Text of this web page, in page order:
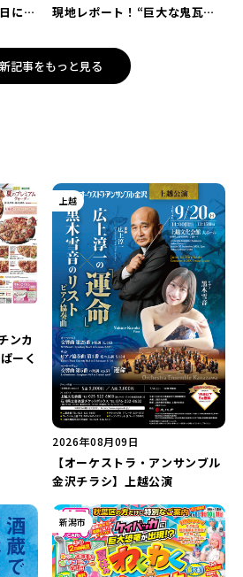
に開
現地レポート！“巨大な鬼瓦モ
もう♪
記事をもっと見る
ンカ
ーく
上越
2026年08月09日
【オーケストラ・アンサンブル
金沢チラシ】上越公演
新潟市